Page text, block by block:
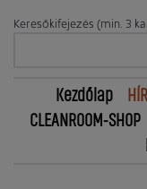
Keresőkifejezés (min. 3
Kezdőlap
CLEANROOM-SHOP